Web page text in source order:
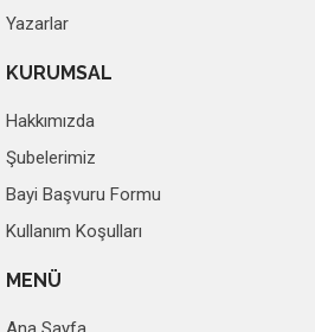
Yazarlar
KURUMSAL
Hakkımızda
Şubelerimiz
Bayi Başvuru Formu
Kullanım Koşulları
MENÜ